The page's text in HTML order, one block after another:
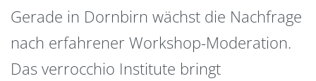
Gerade in Dornbirn wächst die Nachfrage
nach erfahrener Workshop-Moderation.
Das verrocchio Institute bringt